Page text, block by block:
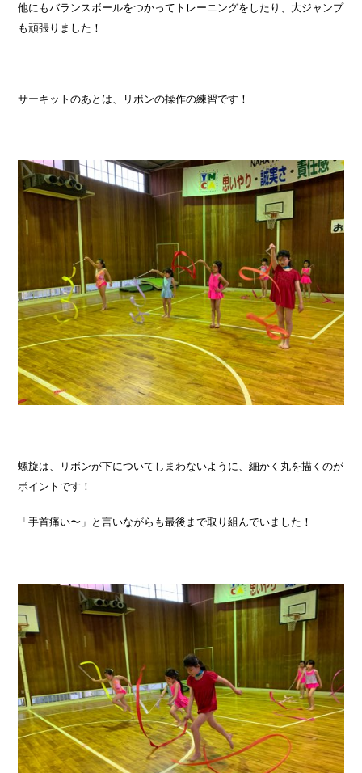
他にもバランスボールをつかってトレーニングをしたり、大ジャンプ
も頑張りました！
サーキットのあとは、リボンの操作の練習です！
螺旋は、リボンが下についてしまわないように、細かく丸を描くのが
ポイントです！
「手首痛い〜」と言いながらも最後まで取り組んでいました！